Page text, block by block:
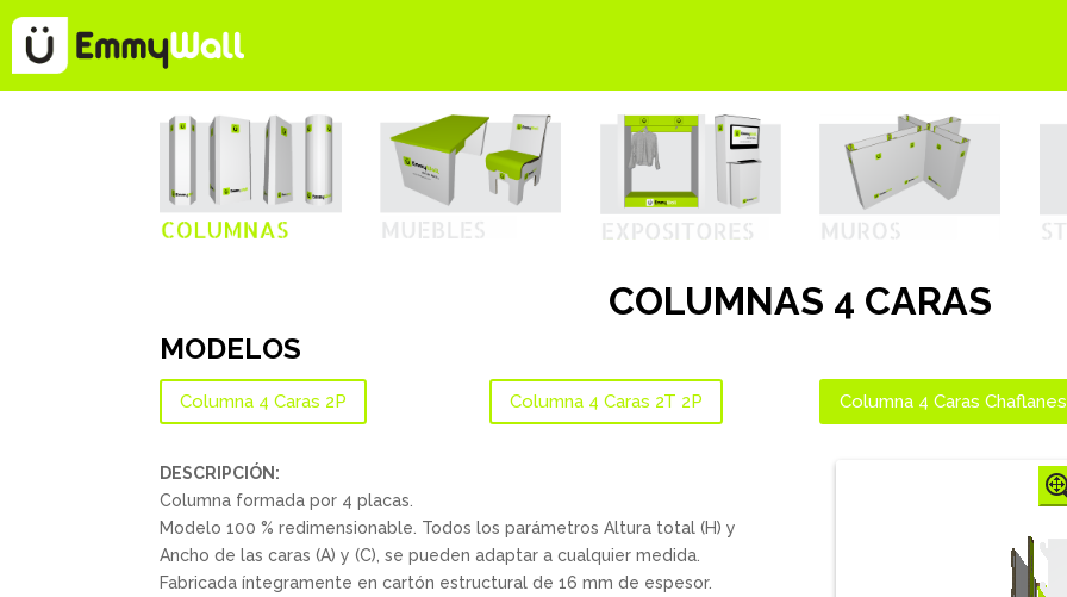
COLUMNAS 4 CARAS
MODELOS
Columna 4 Caras 2P Columna 4 Caras 2T 2P Columna 4 Caras Chaflanes
DESCRIPCIÓN:
Columna formada por 4 placas.
Modelo 100 % redimensionable. Todos los parámetros Altura total (H) y
Ancho de las caras (A) y (C), se pueden adaptar a cualquier medida.
Fabricada íntegramente en cartón estructural de 16 mm de espesor.